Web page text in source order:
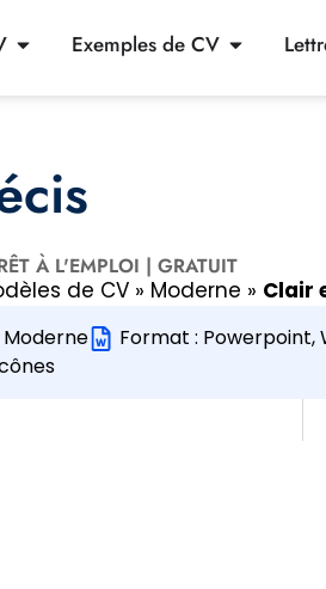
Exemples de CV
À L'EMPLOI | GRATUIT
de CV» Moderne » Clair
Moderne Format : Powerpoint,